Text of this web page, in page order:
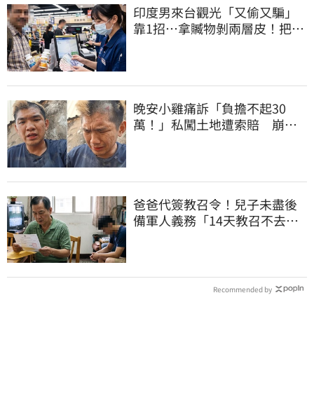
印度男來台觀光「又偷又騙」
靠1招…拿贓物剝兩層皮！把全
晚安小雞痛訴「負擔不起30
萬！」私闖土地遭索賠 崩
爸爸代簽教召令！兒子未盡後
備軍人義務「14天教召不去」
Recommended by